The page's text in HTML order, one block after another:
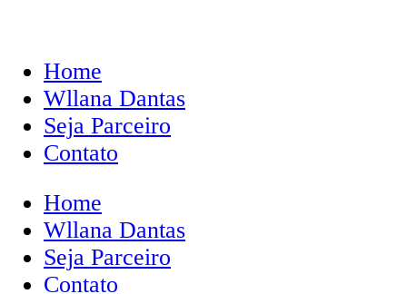
Home
Wllana Dantas
Seja Parceiro
Contato
Home
Wllana Dantas
Seja Parceiro
Contato